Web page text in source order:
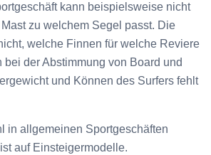
kann beispielsweise nicht
zu welchem Segel passt. Die
welche Finnen für welche Reviere
bei der Abstimmung von Board und
und Können des Surfers fehlt
in allgemeinen Sportgeschäften
auf Einsteigermodelle.